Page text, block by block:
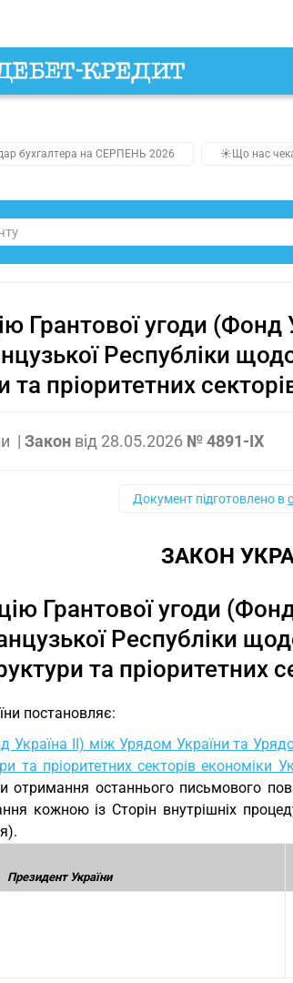
бухгалтера на СЕРПЕНЬ 2026 ☀️Що нас
Грантової угоди
Республіки
та пріоритетних
| Закон від 28.05.2026 № 4891-IX
Документ підготовлено в
ЗАКОН
Грантової угоди
Республіки
та пріоритетних
постановляє:
Україна II) між Урядом України та
та пріоритетних секторів економіки
отримання останнього письмового
кожною із Сторін внутрішніх
Президент України